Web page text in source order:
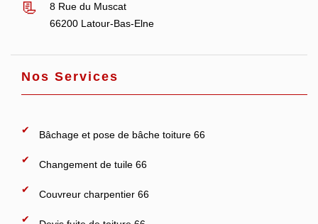
8 Rue du Muscat
66200 Latour-Bas-Elne
Nos Services
Bâchage et pose de bâche toiture 66
Changement de tuile 66
Couvreur charpentier 66